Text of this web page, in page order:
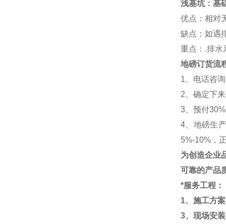
浅基坑：基
优点：相对
缺点：如遇
重点： .排水
地磅订货流
1 、电话咨
2 、确定下
3 、预付
4 、地磅生
5%-10%，
为创造企业
可靠的产品
*服务工程：
1、施工方案
3、现场安装